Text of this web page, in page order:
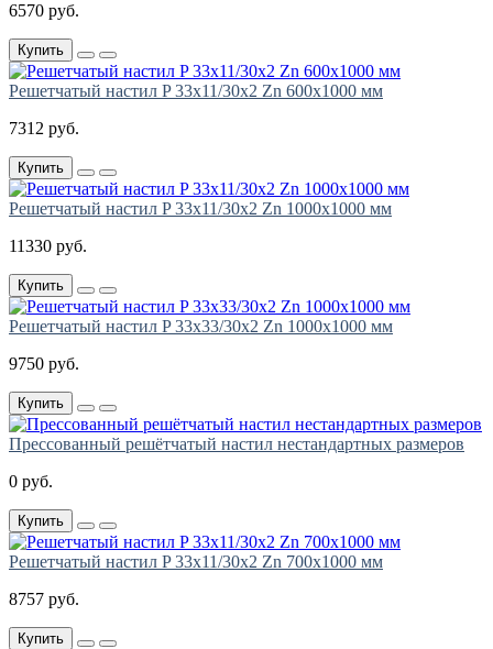
6570 руб.
Купить
Решетчатый настил P 33х11/30х2 Zn 600х1000 мм
7312 руб.
Купить
Решетчатый настил P 33х11/30х2 Zn 1000х1000 мм
11330 руб.
Купить
Решетчатый настил P 33х33/30х2 Zn 1000х1000 мм
9750 руб.
Купить
Прессованный решётчатый настил нестандартных размеров
0 руб.
Купить
Решетчатый настил P 33х11/30х2 Zn 700х1000 мм
8757 руб.
Купить